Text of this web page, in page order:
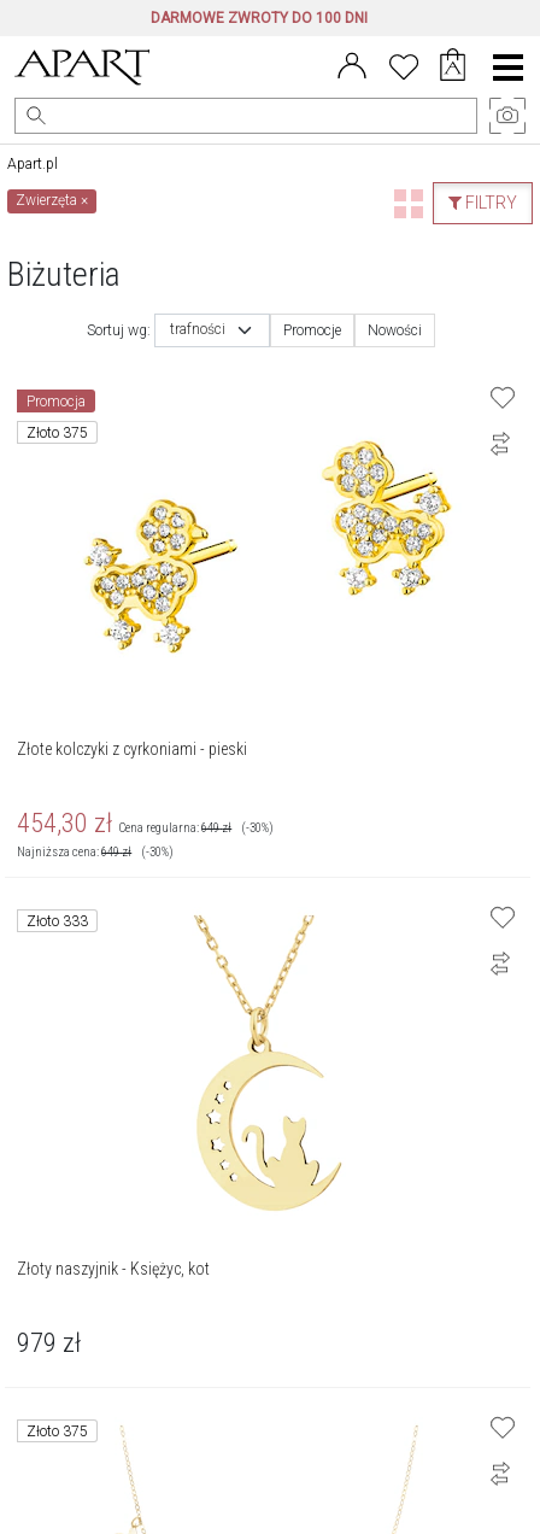
DARMOWE ZWROTY DO 100 DNI
Menu
główne
Apart.pl
FILTRY
Zwierzęta×
Biżuteria
Sortuj wg: trafności Promocje Nowości
Promocja
Złoto 375
Złote kolczyki z cyrkoniami - pieski
454,30 zł Cena regularna:649zł
(-30%)
Najniższa cena:649zł (-30%)
Złoto 333
Złoty naszyjnik - Księżyc, kot
979 zł
Złoto 375